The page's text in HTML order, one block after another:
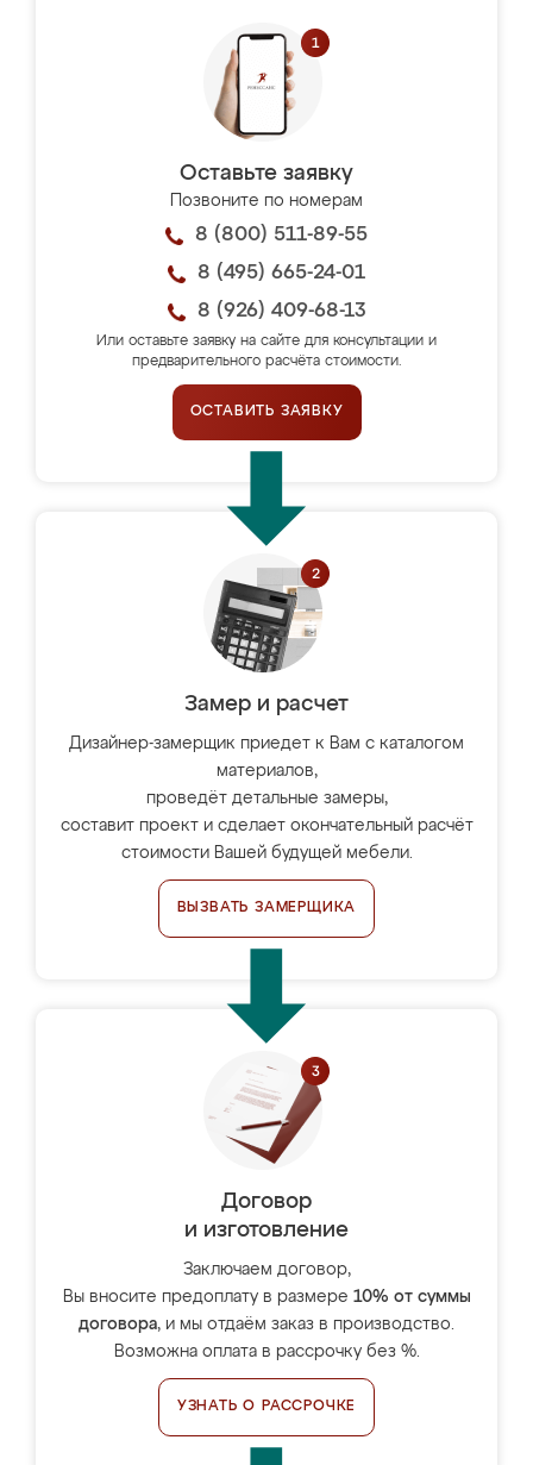
Оставьте заявку
Позвоните по номерам
8 (800) 511-89-55
8 (495) 665-24-01
8 (926) 409-68-13
Или оставьте заявку на сайте для консультации и
предварительного расчёта стоимости.
ОСТАВИТЬ ЗАЯВКУ
Замер и расчет
Дизайнер-замерщик приедет к Вам с каталогом
материалов,
проведёт детальные замеры,
составит проект и сделает окончательный расчёт
стоимости Вашей будущей мебели.
ВЫЗВАТЬ ЗАМЕРЩИКА
Договор
и изготовление
Заключаем договор,
Вы вносите предоплату в размере 10% от суммы
договора, и мы отдаём заказ в производство.
Возможна оплата в рассрочку без %.
УЗНАТЬ О РАССРОЧКЕ